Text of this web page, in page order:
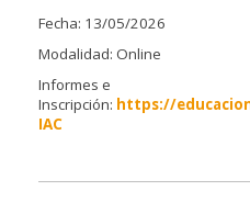
Fecha: 13/05/2026
Modalidad: Online
Informes e
Inscripción: https://
IAC